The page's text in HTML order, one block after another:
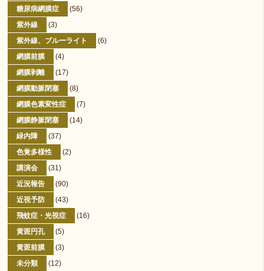
糖尿病網膜症
(56)
紫外線
(3)
紫外線、ブルーライト
(6)
網膜前膜
(4)
網膜剥離
(17)
網膜動脈閉塞
(8)
網膜色素変性症
(7)
網膜静脈閉塞
(14)
緑内障
(37)
色覚多様性
(2)
講演会
(31)
近況報告
(90)
近視予防
(43)
飛蚊症・光視症
(16)
黄斑円孔
(5)
黄斑前膜
(3)
未分類
(12)